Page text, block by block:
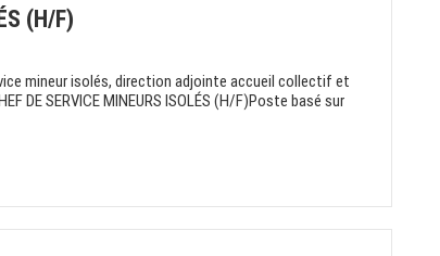
(H/F)
mineur isolés, direction adjointe accueil collectif et
DE SERVICE MINEURS ISOLÉS (H/F)Poste basé sur